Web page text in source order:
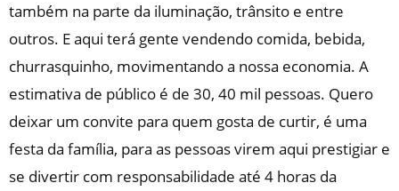
também na parte da iluminação, trânsito e entre
outros. E aqui terá gente vendendo comida, bebida,
churrasquinho, movimentando a nossa economia. A
estimativa de público é de 30, 40 mil pessoas. Quero
deixar um convite para quem gosta de curtir, é uma
festa da família, para as pessoas virem aqui prestigiar e
se divertir com responsabilidade até 4 horas da